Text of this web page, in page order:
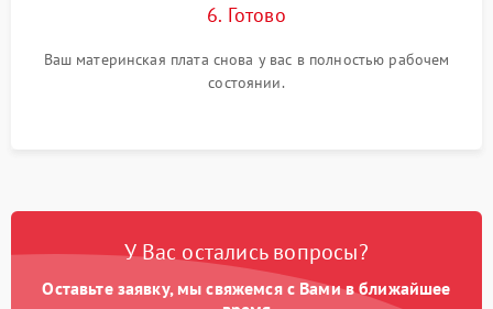
6. Готово
Ваш материнская плата снова у вас в полностью рабочем
состоянии.
У Вас остались вопросы?
Оставьте заявку, мы свяжемся с Вами в ближайшее